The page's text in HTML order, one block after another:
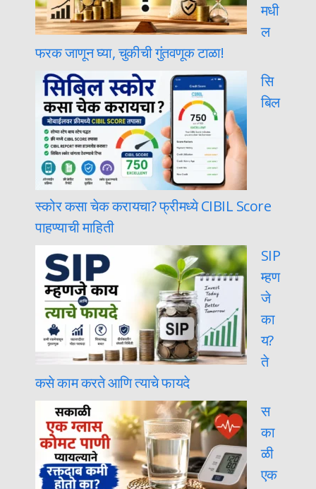
मधी
ल
फरक जाणून घ्या, चुकीची गुंतवणूक टाळा!
सि
बिल
स्कोर कसा चेक करायचा? फ्रीमध्ये CIBIL Score
पाहण्याची माहिती
SIP
म्हण
जे
का
य?
ते
कसे काम करते आणि त्याचे फायदे
स
का
ळी
एक